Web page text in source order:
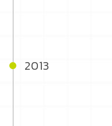
2013